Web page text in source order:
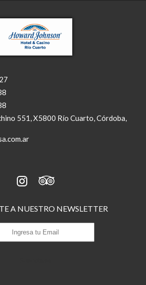
551, X5800 Río Cuarto, Córdoba,
A NUESTRO NEWSLETTER